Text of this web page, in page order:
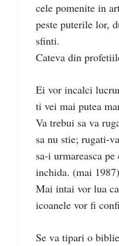
cele pomenite in
peste puterile lor,
sfinti.
Cateva din
Ei vor incalci
ti vei mai putea
Va trebui sa va
sa nu stie; rugati-
sa-i urmareasca
inchida. (mai
Mai intai vor lua
icoanele vor fi
Se va tipari o